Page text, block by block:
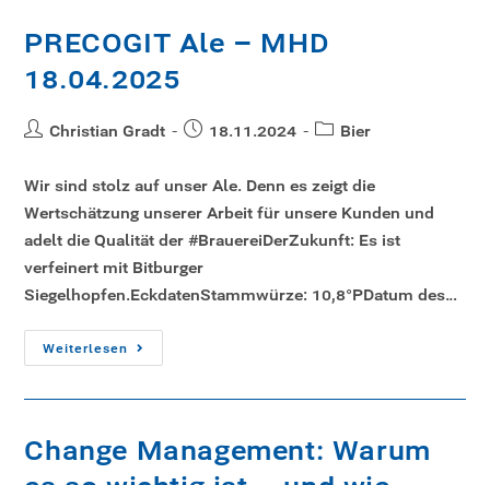
PRECOGIT Ale – MHD
18.04.2025
Christian Gradt 18.11.2024 Bier
Wir sind stolz auf unser Ale. Denn es zeigt die
Wertschätzung unserer Arbeit für unsere Kunden und
adelt die Qualität der #BrauereiDerZukunft: Es ist
verfeinert mit Bitburger
Siegelhopfen.EckdatenStammwürze: 10,8°PDatum des…
Weiterlesen
Change Management: Warum